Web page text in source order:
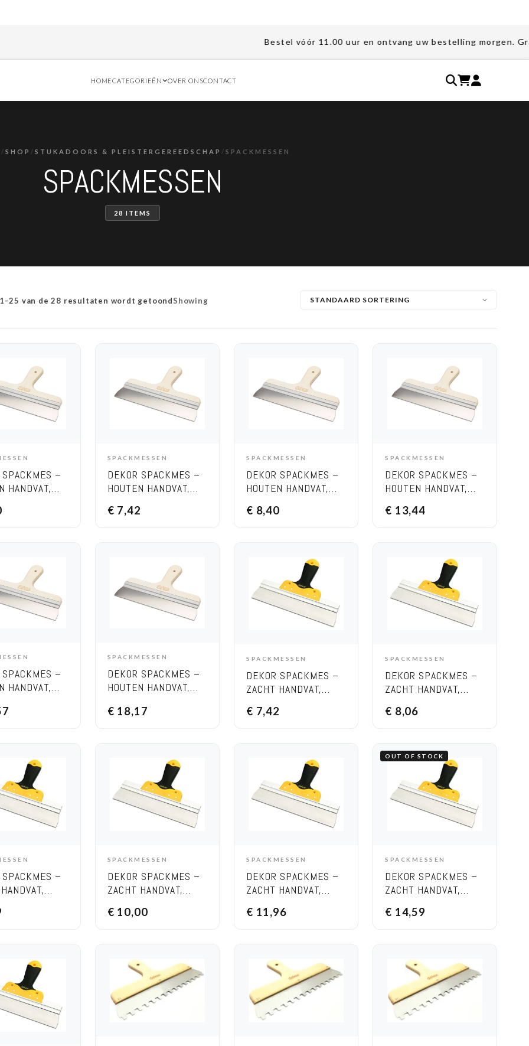
Bestel vóór 11.00 uur en ontvang uw bestelling morgen. Gratis
HOMECATEGORIEËN OVER ONSCONTACT
/ SHOP / STUKADOORS & PLEISTERGEREEDSCHAP / SPACKMESSEN
SPACKMESSEN
28 ITEMS
Showing
van de 28 resultaten wordt getoond
TO CART
SPACKMES –
HANDVAT,
ADD TO CART
SPACKMESSEN
DEKOR SPACKMES –
HOUTEN HANDVAT,
€ 7,42
ADD TO CART
SPACKMESSEN
DEKOR SPACKMES –
HOUTEN HANDVAT,
€ 8,40
ADD TO CART
SPACKMESSEN
DEKOR SPACKMES –
HOUTEN HANDVAT,
€ 13,44
TO CART
SPACKMES –
HANDVAT,
ADD TO CART
SPACKMESSEN
DEKOR SPACKMES –
HOUTEN HANDVAT,
€ 18,17
ADD TO CART
SPACKMESSEN
DEKOR SPACKMES –
ZACHT HANDVAT,
€ 7,42
ADD TO CART
SPACKMESSEN
DEKOR SPACKMES –
ZACHT HANDVAT,
€ 8,06
TO CART
SPACKMES –
ADD TO CART
SPACKMESSEN
DEKOR SPACKMES –
ZACHT HANDVAT,
€ 10,00
ADD TO CART
SPACKMESSEN
DEKOR SPACKMES –
ZACHT HANDVAT,
€ 11,96
OUT OF STOCK
OPTIONS
SPACKMESSEN
DEKOR SPACKMES –
ZACHT HANDVAT,
€ 14,59